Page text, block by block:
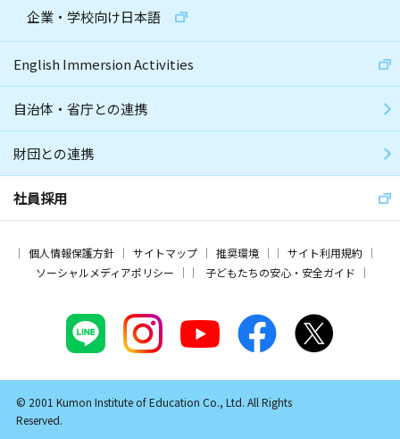
企業・学校向け日本語
English Immersion Activities
自治体・省庁との連携
財団との連携
社員採用
個人情報保護方針 サイトマップ 推奨環境
サイト利用規約
ソーシャルメディアポリシー
子どもたちの安心・安全ガイド
© 2001 Kumon Institute of Education Co., Ltd. All Rights
Reserved.